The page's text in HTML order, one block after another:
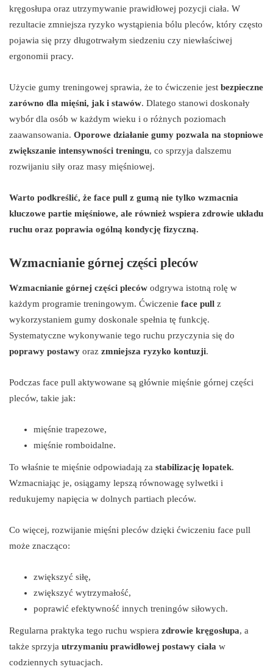
kręgosłupa oraz utrzymywanie prawidłowej pozycji ciała. W
rezultacie zmniejsza ryzyko wystąpienia bólu pleców, który często
pojawia się przy długotrwałym siedzeniu czy niewłaściwej
ergonomii pracy.
Użycie gumy treningowej sprawia, że to ćwiczenie jest bezpieczne
zarówno dla mięśni, jak i stawów. Dlatego stanowi doskonały
wybór dla osób w każdym wieku i o różnych poziomach
zaawansowania. Oporowe działanie gumy pozwala na stopniowe
zwiększanie intensywności treningu, co sprzyja dalszemu
rozwijaniu siły oraz masy mięśniowej.
Warto podkreślić, że face pull z gumą nie tylko wzmacnia
kluczowe partie mięśniowe, ale również wspiera zdrowie układu
ruchu oraz poprawia ogólną kondycję fizyczną.
Wzmacnianie górnej części pleców
Wzmacnianie górnej części pleców odgrywa istotną rolę w
każdym programie treningowym. Ćwiczenie face pull z
wykorzystaniem gumy doskonale spełnia tę funkcję.
Systematyczne wykonywanie tego ruchu przyczynia się do
poprawy postawy oraz zmniejsza ryzyko kontuzji.
Podczas face pull aktywowane są głównie mięśnie górnej części
pleców, takie jak:
mięśnie trapezowe,
mięśnie romboidalne.
To właśnie te mięśnie odpowiadają za stabilizację łopatek.
Wzmacniając je, osiągamy lepszą równowagę sylwetki i
redukujemy napięcia w dolnych partiach pleców.
Co więcej, rozwijanie mięśni pleców dzięki ćwiczeniu face pull
może znacząco:
zwiększyć siłę,
zwiększyć wytrzymałość,
poprawić efektywność innych treningów siłowych.
Regularna praktyka tego ruchu wspiera zdrowie kręgosłupa, a
także sprzyja utrzymaniu prawidłowej postawy ciała w
codziennych sytuacjach.